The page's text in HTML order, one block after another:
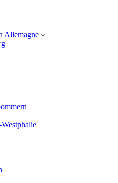
Allemagne